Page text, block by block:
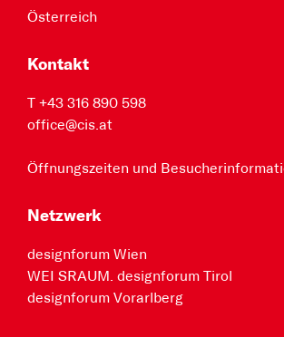
Österreich
Kontakt
T +43 316 890 598
office@cis.at
Öffnungszeiten und
Netzwerk
designforum Wien
WEI SRAUM. designforum Tirol
designforum Vorarlberg